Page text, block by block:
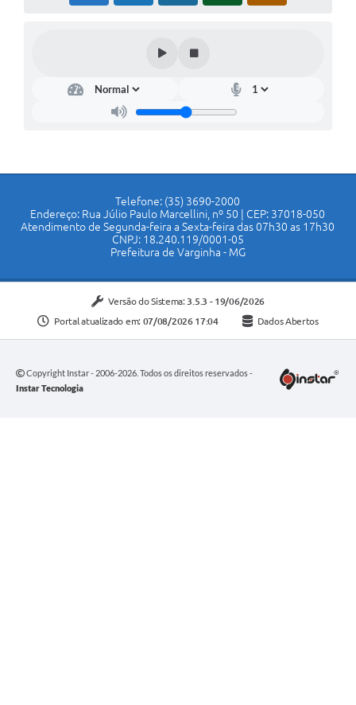
Telefone: (35) 3690-2000
Endereço: Rua Júlio Paulo Marcellini, nº 50 | CEP: 37018-050
Atendimento de Segunda-feira a Sexta-feira das 07h30 as 17h30
CNPJ: 18.240.119/0001-05
Prefeitura de Varginha - MG
Versão do Sistema: 3.5.3 - 19/06/2026
Portal atualizado em: 07/08/2026 17:04 Dados Abertos
Copyright Instar - 2006-2026. Todos os direitos reservados -
Instar Tecnologia